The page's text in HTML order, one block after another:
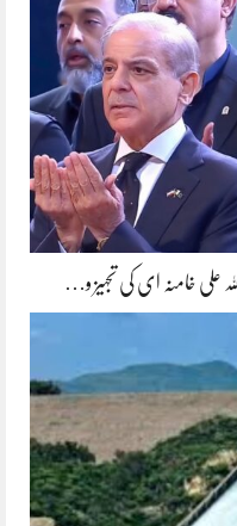
علی خامنہ ای کی تجہیز و…